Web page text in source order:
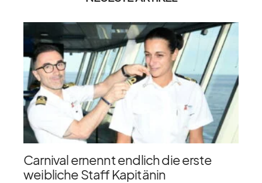
Carnival ernennt endlich die erste
weibliche Staff Kapitänin